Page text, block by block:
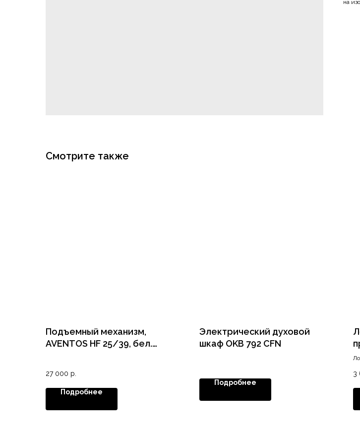
на
Смотрите также
Подъемный механизм,
AVENTOS HF 25/39, бел.
для петель)
27 000 р.
Подробнее
Электрический духовой
шкаф OKB 792 CFN
Подробнее
3